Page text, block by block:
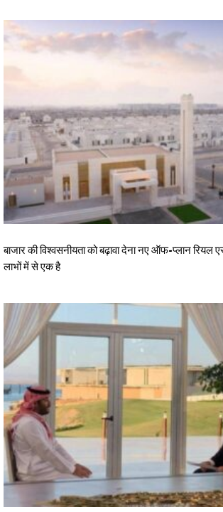
बाजार की विश्वसनीयता को बढ़ावा देना नए ऑफ-प्लान
लाभों में से एक है